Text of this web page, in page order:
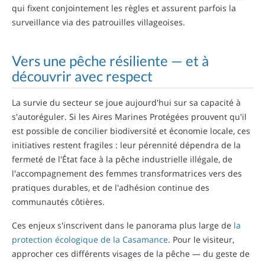
qui fixent conjointement les règles et assurent parfois la
surveillance via des patrouilles villageoises.
Vers une pêche résiliente — et à
découvrir avec respect
La survie du secteur se joue aujourd'hui sur sa capacité à
s'autoréguler. Si les Aires Marines Protégées prouvent qu'il
est possible de concilier biodiversité et économie locale, ces
initiatives restent fragiles : leur pérennité dépendra de la
fermeté de l'État face à la pêche industrielle illégale, de
l'accompagnement des femmes transformatrices vers des
pratiques durables, et de l'adhésion continue des
communautés côtières.
Ces enjeux s'inscrivent dans le panorama plus large de la
protection écologique de la Casamance. Pour le visiteur,
approcher ces différents visages de la pêche — du geste de